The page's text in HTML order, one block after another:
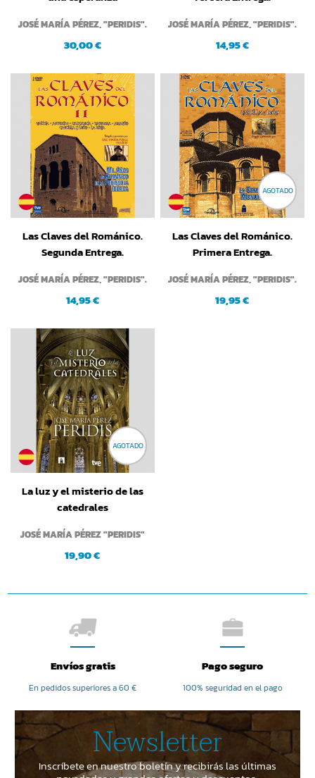
JOSÉ MARÍA PÉREZ, "PERIDIS".
30,00 €
JOSÉ MARÍA PÉREZ, "PERIDIS".
14,95 €
Las Claves del Románico.
Segunda Entrega.
JOSÉ MARÍA PÉREZ, "PERIDIS".
14,95 €
AGOTADO
Las Claves del Románico.
Primera Entrega.
JOSÉ MARÍA PÉREZ, "PERIDIS".
19,95 €
AGOTADO
La luz y el misterio de las
catedrales
JOSÉ MARÍA PÉREZ "PERIDIS"
19,90 €
Envíos gratis
En pedidos superiores a 60 €
Pago seguro
100% seguridad en el pago
Newsletter
Inscríbete en nuestro boletín y recibirás las últimas